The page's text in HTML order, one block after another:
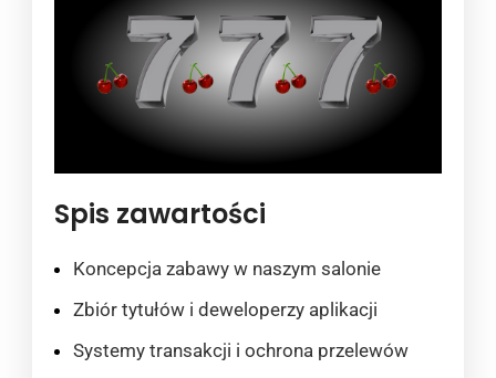
Spis zawartości
Koncepcja zabawy w naszym salonie
Zbiór tytułów i deweloperzy aplikacji
Systemy transakcji i ochrona przelewów